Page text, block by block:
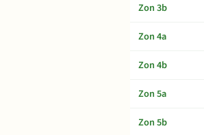
Zon 3b
Zon 4a
Zon 4b
Zon 5a
Zon 5b